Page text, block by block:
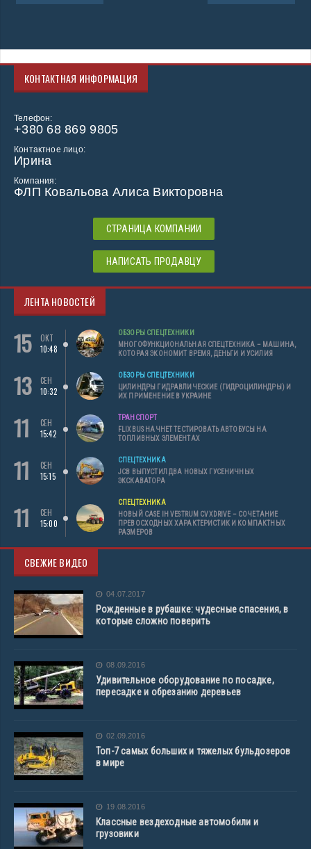
КОНТАКТНАЯ ИНФОРМАЦИЯ
Телефон:
+380 68 869 9805
Контактное лицо:
Ирина
Компания:
ФЛП Ковальова Алиса Викторовна
СТРАНИЦА КОМПАНИИ
НАПИСАТЬ ПРОДАВЦУ
ЛЕНТА НОВОСТЕЙ
15
ОКТ
10:48
ОБЗОРЫ СПЕЦТЕХНИКИ
МНОГОФУНКЦИОНАЛЬНАЯ СПЕЦТЕХНИКА – МАШИНА,
КОТОРАЯ ЭКОНОМИТ ВРЕМЯ, ДЕНЬГИ И УСИЛИЯ
13
СЕН
10:32
ОБЗОРЫ СПЕЦТЕХНИКИ
ЦИЛИНДРЫ ГИДРАВЛИЧЕСКИЕ (ГИДРОЦИЛИНДРЫ) И
ИХ ПРИМЕНЕНИЕ В УКРАИНЕ
11
СЕН
15:42
ТРАНСПОРТ
FLIXBUS НАЧНЕТ ТЕСТИРОВАТЬ АВТОБУСЫ НА
ТОПЛИВНЫХ ЭЛЕМЕНТАХ
11
СЕН
15:15
СПЕЦТЕХНИКА
JCB ВЫПУСТИЛ ДВА НОВЫХ ГУСЕНИЧНЫХ
ЭКСКАВАТОРА
11
СЕН
15:00
СПЕЦТЕХНИКА
НОВЫЙ CASE IH VESTRUM CVXDRIVE – СОЧЕТАНИЕ
ПРЕВОСХОДНЫХ ХАРАКТЕРИСТИК И КОМПАКТНЫХ
РАЗМЕРОВ
СВЕЖИЕ ВИДЕО
04.07.2017
Рожденные в рубашке: чудесные спасения, в
которые сложно поверить
08.09.2016
Удивительное оборудование по посадке,
пересадке и обрезанию деревьев
02.09.2016
Топ-7 самых больших и тяжелых бульдозеров
в мире
19.08.2016
Классные вездеходные автомобили и
грузовики